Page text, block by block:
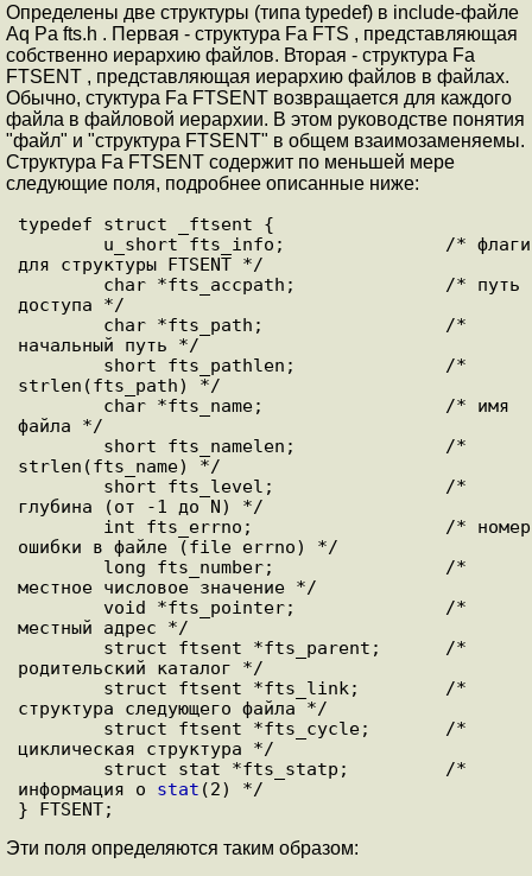
Определены две структуры (типа typedef) в include-файле
Aq Pa fts.h . Первая - структура Fa FTS , представляющая
собственно иерархию файлов. Вторая - структура Fa
FTSENT , представляющая иерархию файлов в файлах.
Обычно, стуктура Fa FTSENT возвращается для каждого
файла в файловой иерархии. В этом руководстве понятия
"файл" и "структура FTSENT" в общем взаимозаменяемы.
Структура Fa FTSENT содержит по меньшей мере
следующие поля, подробнее описанные ниже:
typedef struct _ftsent {
для структуры FTSENT */
доступа */
начальный путь */
strlen(fts_path) */
файла */
strlen(fts_name) */
глубина (от -1 до N) */
ошибки в файле (file errno) */
местное числовое значение */
местный адрес */
родительский каталог */
структура следующего файла */
циклическая структура */
информация о stat (2) */
Эти поля определяются таким образом: